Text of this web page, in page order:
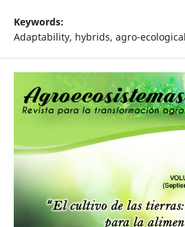
Keywords:
Adaptability, hybrids, agro-